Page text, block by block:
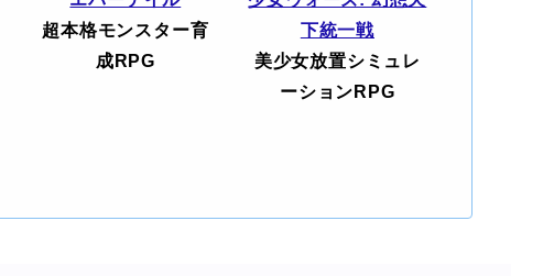
超本格モンスター育
成RPG
下統一戦
美少女放置シミュレ
ーションRPG